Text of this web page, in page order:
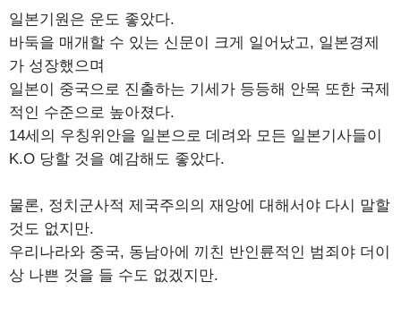
일본기원은 운도 좋았다.
바둑을 매개할 수 있는 신문이 크게 일어났고, 일본경제
가 성장했으며
일본이 중국으로 진출하는 기세가 등등해 안목 또한 국제
적인 수준으로 높아졌다.
14세의 우칭위안을 일본으로 데려와 모든 일본기사들이
K.O 당할 것을 예감해도 좋았다.
물론, 정치군사적 제국주의의 재앙에 대해서야 다시 말할
것도 없지만.
우리나라와 중국, 동남아에 끼친 반인륜적인 범죄야 더이
상 나쁜 것을 들 수도 없겠지만.